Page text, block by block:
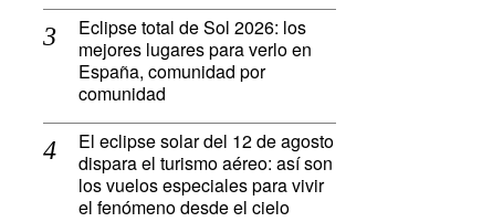
Eclipse total de Sol 2026: los
mejores lugares para verlo en
España, comunidad por
comunidad
El eclipse solar del 12 de agosto
dispara el turismo aéreo: así son
los vuelos especiales para vivir
el fenómeno desde el cielo